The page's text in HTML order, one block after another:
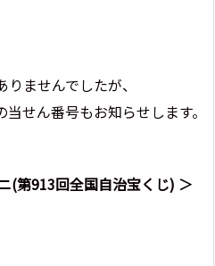
ませんでしたが、
せん番号もお知らせします。
(第913回全国自治宝くじ) ＞